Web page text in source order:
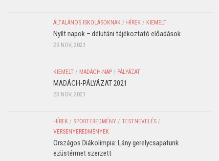
ÁLTALÁNOS ISKOLÁSOKNAK / HÍREK / KIEMELT
Nyílt napok – délutáni tájékoztató előadások
29 NOV, 2021
KIEMELT / MADÁCH-NAP / PÁLYÁZAT
MADÁCH-PÁLYÁZAT 2021
23 NOV, 2021
HÍREK / SPORTEREDMÉNY / TESTNEVELÉS /
VERSENYEREDMÉNYEK
Országos Diákolimpia: Lány gerelycsapatunk
ezüstérmet szerzett